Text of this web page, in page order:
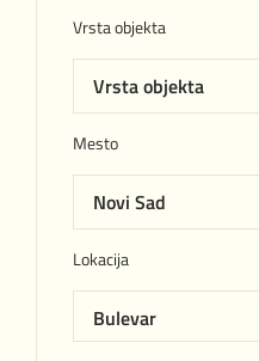
Vrsta objekta
Mesto
Lokacija
Bulevar